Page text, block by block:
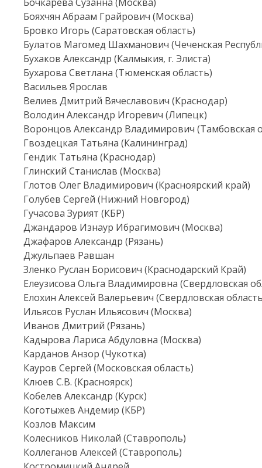
Бояхчян Абраам Грайрович (Москва)
Бровко Игорь (Саратовская область)
Булатов Магомед Шахманович (Чеченская
Бухаков Александр (Калмыкия, г. Элиста)
Бухарова Светлана (Тюменская область)
Васильев Ярослав
Велиев Дмитрий Вячеславович (Краснодар)
Володин Александр Игоревич (Липецк)
Воронцов Александр Владимирович (Тамбовская
Гвоздецкая Татьяна (Калининград)
Гендик Татьяна (Краснодар)
Глинский Станислав (Москва)
Глотов Олег Владимирович (Красноярский край)
Голубев Сергей (Нижний Новгород)
Гучасова Зурият (КБР)
Джандаров Изнаур Ибрагимович (Москва)
Джафаров Александр (Рязань)
Джульпаев Равшан
Зленко Руслан Борисович (Краснодарский Край)
Елеузисова Ольга Владимировна (Свердловская
Елохин Алексей Валерьевич (Свердловская
Ильясов Руслан Ильясович (Москва)
Иванов Дмитрий (Рязань)
Кадырова Лариса Абдуловна (Москва)
Карданов Анзор (Чукотка)
Кауров Сергей (Московская область)
Клюев С.В. (Красноярск)
Кобелев Александр (Курск)
Коготыжев Андемир (КБР)
Козлов Максим
Колесников Николай (Ставрополь)
Коллеганов Алексей (Ставрополь)